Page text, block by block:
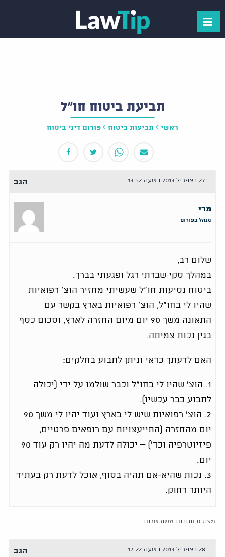
תביעת ביטוח חו"ל
ראשי תביעות ביטוח פורום דיני ביטוח
27 באפריל 2013 בשעה 13:52 הגב
מרי
מנהל בפורום
שלום רב,
במהלך סקי שברתי רגל ופגעתי בברך.
ביטוח נסיעות חו"ל שעשיתי מחזיר הוצ' רפואיות
שהיו לי בחו"ל, הוצ' רפואיות בארץ בקשר עם
התאונה משך 90 יום מיום החזרה לארץ, וסכום כסף
בגין נכות צמיתה.
האם לדעתך כדאי וניתן לתבוע בחלקים:
1. הוצ' שהיו לי בחו"ל וכבר שולמו על ידי (יכולה
לתבוע כבר עכשיו).
2. הוצ' רפואיות שיש לי בארץ ועוד יהיו לי משך 90
יום מהחזרה (התייעצויות עם רופאים פרטיים,
פיזיוטרפיה וכד') – יכולה לדעת מה יהיו רק עוד 90
יום.
3. נכות שהיא-אם תהיה בסוף, אוכל לדעת רק בעתיד
היותר רחוק.
מציג 0 תגובות משורשרות
28 באפריל 2013 בשעה 17:22 הגב